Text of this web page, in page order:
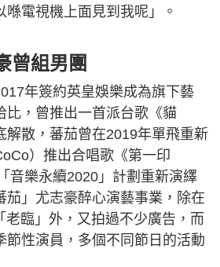
喺電視機上面見到我呢」。
曾組男團
年簽約英皇娛樂成為旗下藝
比，曾推出一首派台歌《貓
解散，蕃茄曾在2019年單飛重新
）推出合唱歌《第一印
音樂永續2020」計劃重新演繹
茄」尤志豪醉心演藝事業，除在
老臨」外，又拍過不少廣告，而
節性演員，多個不同節日的活動